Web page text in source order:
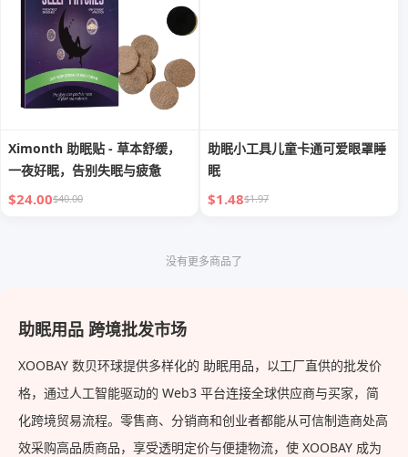
Ximonth 助眠贴 - 草本舒缓，
一夜好眠，告别失眠与疲惫
$24.00$40.00
助眠小工具儿童卡通可爱眼罩睡
眠
$1.48$1.97
没有更多商品了
助眠用品 跨境批发市场
XOOBAY 数贝环球提供多样化的 助眠用品，以工厂直供的批发价
格，通过人工智能驱动的 Web3 平台连接全球供应商与买家，简
化跨境贸易流程。零售商、分销商和创业者都能从可信制造商处高
效采购高品质商品，享受透明定价与便捷物流，使 XOOBAY 成为